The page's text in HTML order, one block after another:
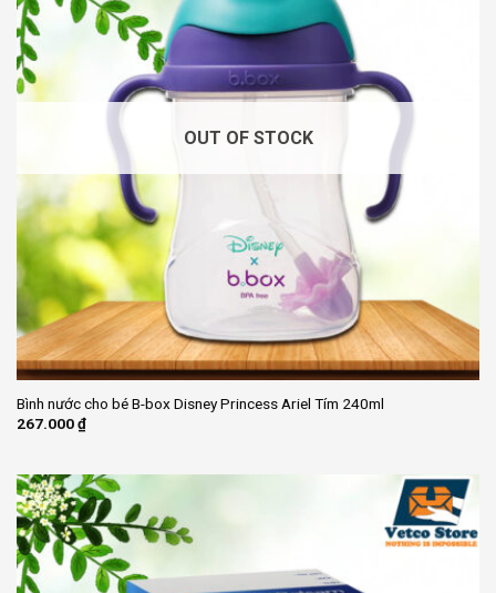
OUT OF STOCK
Bình nước cho bé B-box Disney Princess Ariel Tím 240ml
267.000₫